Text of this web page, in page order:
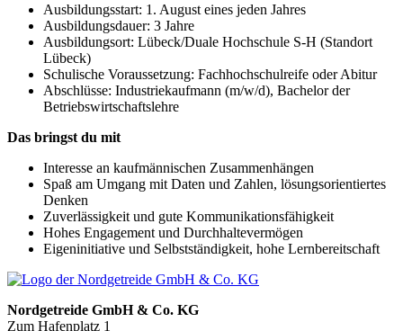
Ausbildungsstart: 1. August eines jeden Jahres
Ausbildungsdauer: 3 Jahre
Ausbildungsort: Lübeck/Duale Hochschule S-H (Standort
Lübeck)
Schulische Voraussetzung: Fachhochschulreife oder Abitur
Abschlüsse: Industriekaufmann (m/w/d), Bachelor der
Betriebswirtschaftslehre
Das bringst du mit
Interesse an kaufmännischen Zusammenhängen
Spaß am Umgang mit Daten und Zahlen, lösungsorientiertes
Denken
Zuverlässigkeit und gute Kommunikationsfähigkeit
Hohes Engagement und Durchhaltevermögen
Eigeninitiative und Selbstständigkeit, hohe Lernbereitschaft
Nordgetreide GmbH & Co. KG
Zum Hafenplatz 1